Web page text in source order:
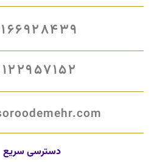
دسترسی سریع